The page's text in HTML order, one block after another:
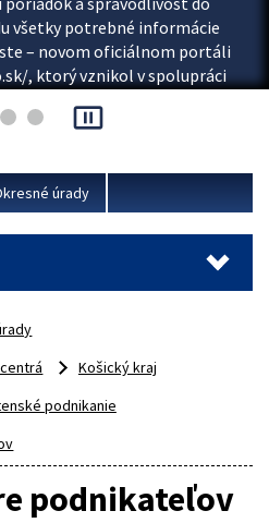
všetky potrebné informácie
– novom oficiálnom portáli
, ktorý vznikol v spolupráci
a Ministerstva vnútra SR.
pause_presentation
úrady
Košický kraj
podnikanie
podnikateľov